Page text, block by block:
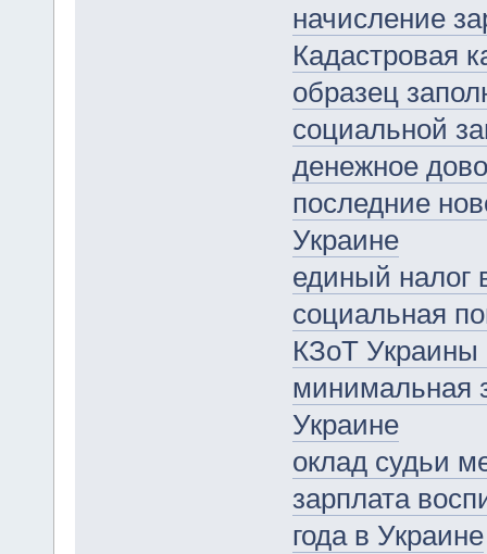
начисление
Кадастровая
образец
социальной
денежное
последние
Украине
единый налог
социальная
КЗоТ Украины
минимальная
Украине
оклад судьи
зарплата
года в Украине